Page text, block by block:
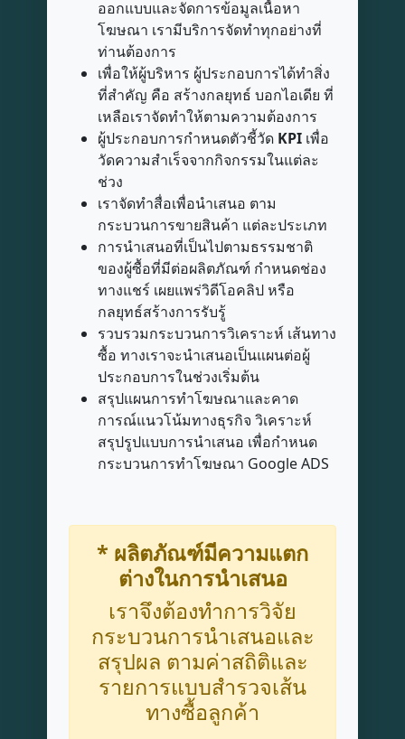
ออกแบบและจัดการข้อมูลเนื้อหา
โฆษณา เรามีบริการจัดทำทุกอย่างที่
ท่านต้องการ
เพื่อให้ผู้บริหาร ผู้ประกอบการได้ทำสิ่ง
ที่สำคัญ คือ สร้างกลยุทธ์ บอกไอเดีย ที่
เหลือเราจัดทำให้ตามความต้องการ
ผู้ประกอบการกำหนดตัวชี้วัด KPI เพื่อ
วัดความสำเร็จจากกิจกรรมในแต่ละ
ช่วง
เราจัดทำสื่อเพื่อนำเสนอ ตาม
กระบวนการขายสินค้า แต่ละประเภท
การนำเสนอที่เป็นไปตามธรรมชาติ
ของผู้ซื้อที่มีต่อผลิตภัณฑ์ กำหนดช่อง
ทางแชร์ เผยแพร่วิดีโอคลิป หรือ
กลยุทธ์สร้างการรับรู้
รวบรวมกระบวนการวิเคราะห์ เส้นทาง
ซื้อ ทางเราจะนำเสนอเป็นแผนต่อผู้
ประกอบการในช่วงเริ่มต้น
สรุปแผนการทำโฆษณาและคาด
การณ์แนวโน้มทางธุรกิจ วิเคราะห์
สรุปรูปแบบการนำเสนอ เพื่อกำหนด
กระบวนการทำโฆษณา Google ADS
* ผลิตภัณฑ์มีความแตก
ต่างในการนำเสนอ
เราจึงต้องทำการวิจัย
กระบวนการนำเสนอและ
สรุปผล ตามค่าสถิติและ
รายการแบบสำรวจเส้น
ทางซื้อลูกค้า